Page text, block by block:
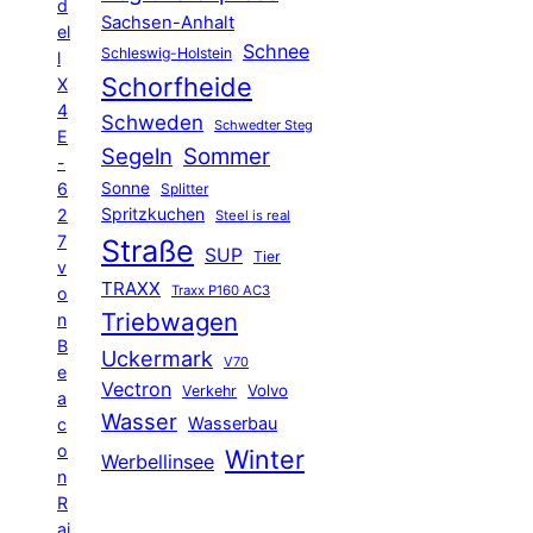
d
el
l
X
4
E
-
6
2
7
v
o
n
B
e
a
c
o
n
R
Sachsen-Anhalt
Schleswig-Holstein Schnee
Schorfheide
Schweden Schwedter Steg
Segeln Sommer
Sonne Splitter
Spritzkuchen Steel is real
Straße SUP Tier
TRAXX Traxx P160 AC3
Triebwagen
Uckermark V70
Vectron Verkehr Volvo
Wasser Wasserbau
Werbellinsee Winter